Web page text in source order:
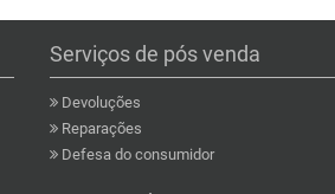
Serviços de pós venda
Devoluções
Reparações
Defesa do consumidor